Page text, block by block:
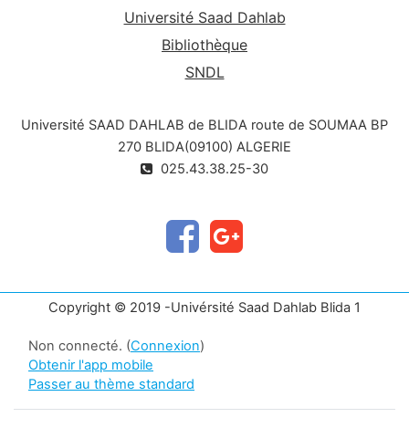
Université Saad Dahlab
Bibliothèque
SNDL
Université SAAD DAHLAB de BLIDA route de SOUMAA BP
270 BLIDA(09100) ALGERIE
025.43.38.25-30
Copyright © 2019 -Univérsité Saad Dahlab Blida 1
Non connecté. (Connexion)
Obtenir l'app mobile
Passer au thème standard